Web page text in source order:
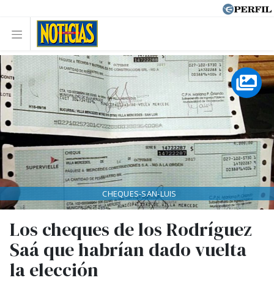
Los cheques de los Rodríguez
Saá que habrían dado vuelta
la elección
CHEQUES-SAN-LUIS